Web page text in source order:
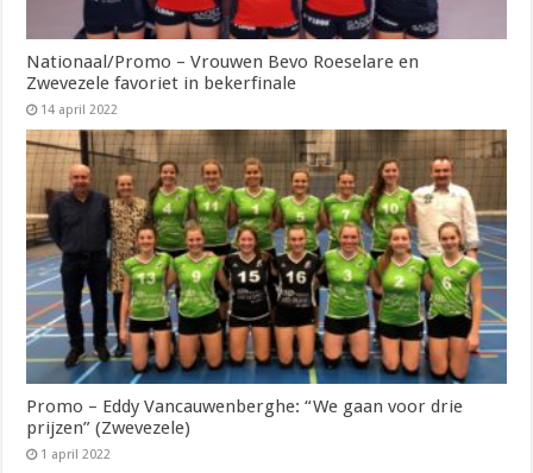
Nationaal/Promo – Vrouwen Bevo Roeselare en
Zwevezele favoriet in bekerfinale
14 april 2022
Promo – Eddy Vancauwenberghe: “We gaan voor drie
prijzen” (Zwevezele)
1 april 2022